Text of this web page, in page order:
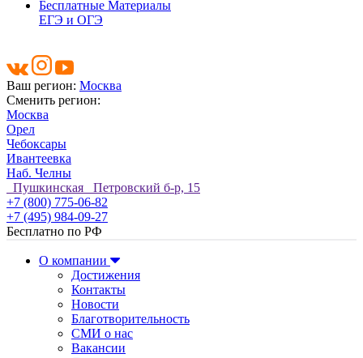
Бесплатные Материалы
ЕГЭ и ОГЭ
Ваш регион: Москва
Сменить регион:
Москва
Орел
Чебоксары
Ивантеевка
Наб. Челны
Пушкинская Петровский б-р, 15
+7 (800) 775-06-82
+7 (495) 984-09-27
Бесплатно по РФ
О компании
Достижения
Контакты
Новости
Благотворительность
СМИ о нас
Вакансии